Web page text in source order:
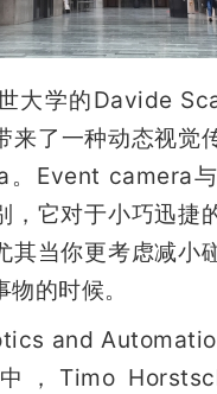
大学的Davide
来了一种动态视
。Event camera
，它对于小巧迅捷
其当你更考虑减小
的时候。
and
，Timo